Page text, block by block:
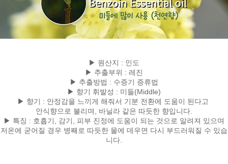
▶ 원산지 : 인도
▶ 추출부위 : 레진
▶ 추출방법 : 수증기 증류법
▶ 향기 휘발성 : 미들(Middle)
▶ 향기 : 안정감을 느끼게 해줘서 기분 전환에 도움이 된다고
안식향으로 불리며, 바닐라 같은 따듯한 향입니다.
▶ 특징 : 호흡기, 감기, 피부 진정에 도움이 되는 것으로 알려져 있으며
저온에 굳어질 경우 병째로 따듯한 물에 데우면 다시 부드러워질 수 있습
니다.